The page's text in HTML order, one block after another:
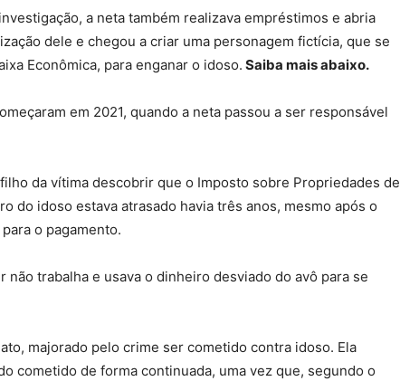
a neta também realizava empréstimos e abria
dele e chegou a criar uma personagem fictícia, que se
Econômica, para enganar o idoso. Saiba mais abaixo.
em 2021, quando a neta passou a ser responsável
da vítima descobrir que o Imposto sobre Propriedades de
do idoso estava atrasado havia três anos, mesmo após o
o pagamento.
não trabalha e usava o dinheiro desviado do avô para se
majorado pelo crime ser cometido contra idoso. Ela
cometido de forma continuada, uma vez que, segundo o